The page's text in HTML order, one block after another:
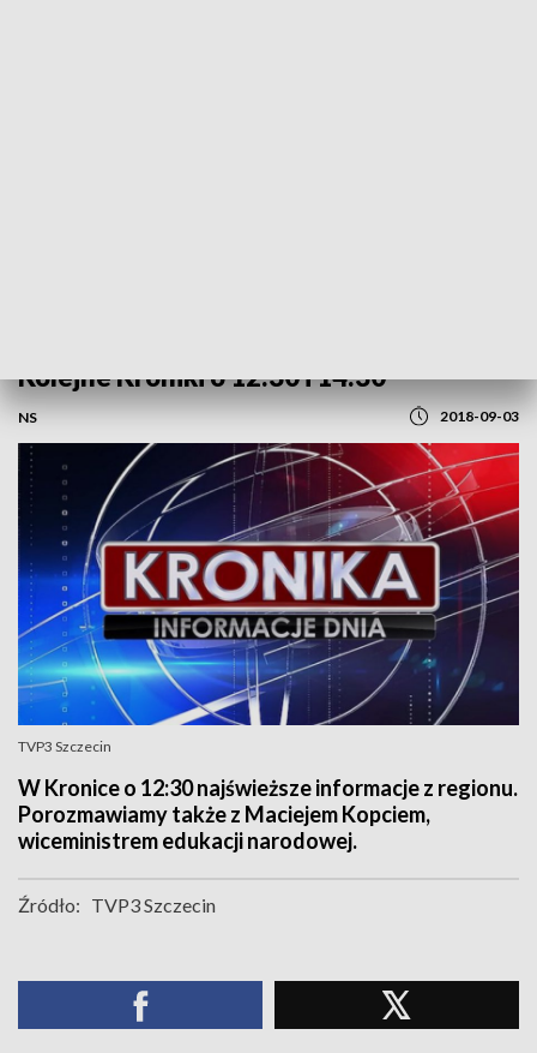
Kolejne Kroniki o 12:30 i 14:30
NS 2018-09-03
TVP3 Szczecin
W Kronice o 12:30 najświeższe informacje z regionu.
Porozmawiamy także z Maciejem Kopciem,
wiceministrem edukacji narodowej.
Źródło: TVP3 Szczecin